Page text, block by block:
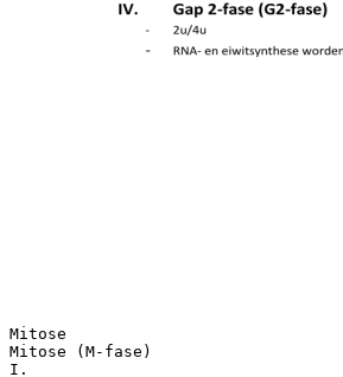
Mitose
Mitose (M-fase)
I.